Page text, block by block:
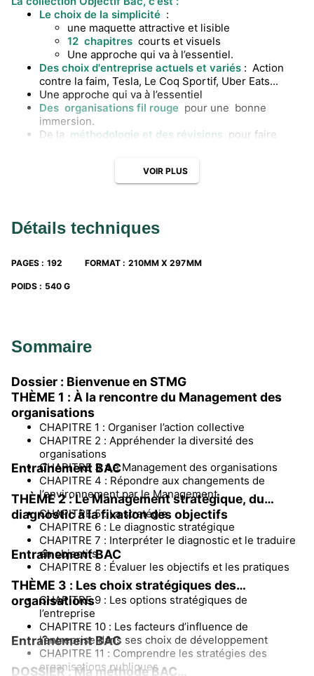
Le choix de la simplicité :
une maquette attractive et lisible
12 chapitres courts et visuels
Une approche qui va à l’essentiel.
Des choix d'entreprise actuels et variés : Action
contre la faim, Tesla, Le Coq Sportif, Uber Eats...
Une approche qui va à l’essentiel
Des organisations fil rouge pour une bonne
immersion.
De la méthodologie et des révisions pour faire
révision.
mini-cas d'entrainement
22 fiches méthodologiques
Bac, 5 fiches spécifiques pour travailler des
maîtriser les compétences transversales.
140 ressources numériques
(exercices d’auto-évaluation, podcasts, web
enrichi est offert en téléchargement aux
Ressources à télécharger dès le mois de juillet
2025. Un extrait sera disponible en mai.
Actubox : des documents supplémentaires
actualisés 1 fois par an.
VOIR PLUS
Détails techniques
PAGES : 192 FORMAT : 210MM X 297MM
POIDS : 540 G
Sommaire
Dossier : Bienvenue en STMG
THÈME 1 : À la rencontre du Management des
organisations
CHAPITRE 1 : Organiser l’action collective
CHAPITRE 2 : Appréhender la diversité des
organisations
CHAPITRE 3 :Le Management des organisations
CHAPITRE 4 : Répondre aux changements de
l’environnement par le Management
Entraînement BAC
THÈME 2 : Le Management stratégique, du
diagnostic à la fixation des objectifs
CHAPITRE 5 : La stratégie
CHAPITRE 6 : Le diagnostic stratégique
CHAPITRE 7 : Interpréter le diagnostic et le traduire
en objectifs
CHAPITRE 8 : Évaluer les objectifs et les pratiques
Entraînement BAC
THÈME 3 : Les choix stratégiques des
organisations
CHAPITRE 9 : Les options stratégiques de
l’entreprise
CHAPITRE 10 : Les facteurs d’influence de
l’entreprise dans ses choix de développement
CHAPITRE 11 : Comprendre les stratégies des
organisations publiques
Entraînement BAC
DOSSIER : Ma méthode BAC